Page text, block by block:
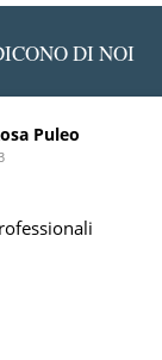
DI NOI
Puleo